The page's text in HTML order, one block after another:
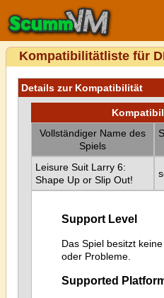
Kompatibilitätliste für
Details zur Kompatibilität
Vollständiger Name des
Spiels
Leisure Suit Larry 6:
Shape Up or Slip Out!
Support Level
Das Spiel besitzt
oder Probleme.
Supported